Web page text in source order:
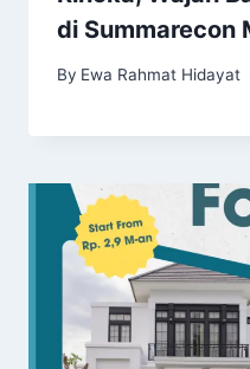
di Summarecon
By Ewa Rahmat Hidayat